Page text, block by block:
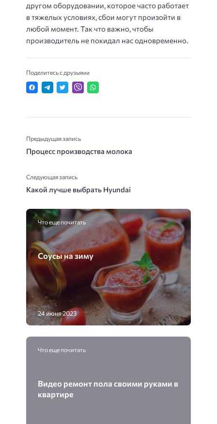
другом оборудовании, которое часто работает
в тяжелых условиях, сбои могут произойти в
любой момент. Так что важно, чтобы
производитель не покидал нас одновременно.
Поделитесь с друзьями
Предыдущая запись
Процесс производства молока
Следующая запись
Какой лучше выбрать Hyundai
Что еще почитать
Соусы на зиму
24 июня 2023
Что еще почитать
Видео ремонт пола своими руками в
квартире